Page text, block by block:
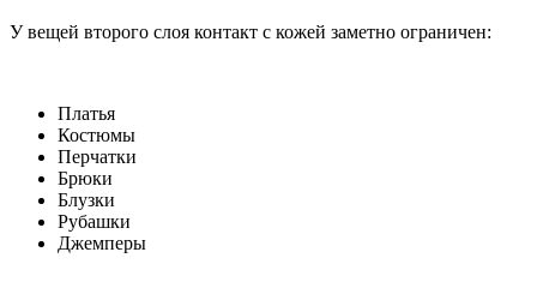
У вещей второго слоя контакт с кожей заметно ограничен:
Платья
Костюмы
Перчатки
Брюки
Блузки
Рубашки
Джемперы